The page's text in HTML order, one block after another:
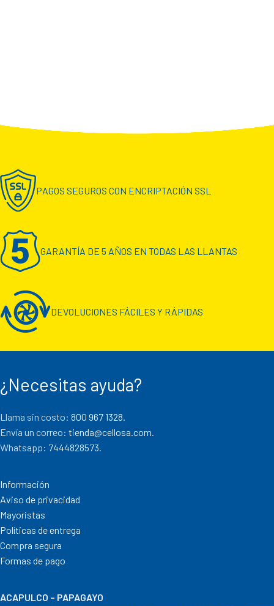
PAGOS SEGUROS CON ENCRIPTACIÓN SSL
GARANTÍA DE 5 AÑOS EN TODAS LAS LLANTAS
DEVOLUCIONES FÁCILES Y RÁPIDAS
¿Necesitas ayuda?
Llama sin costo: 800 967 1328.
Envía un correo: tienda@cellosa.com.
Whatsapp: 7444828573.
Información
Aviso de privacidad
Mayoristas
Políticas de entrega
Compra segura
Formas de pago
ACAPULCO – PAPAGAYO